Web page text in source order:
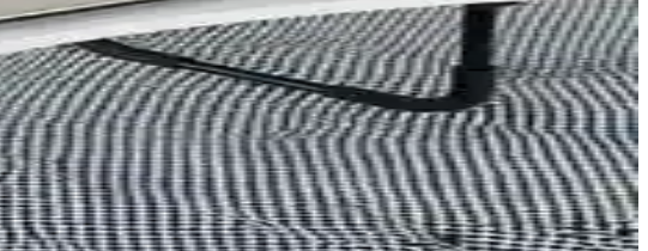
dikkatle değerlendirilmelidir. Makas sistemlerinde riskler, batt izolasyonun
profesyonel görünüm elde edilir.